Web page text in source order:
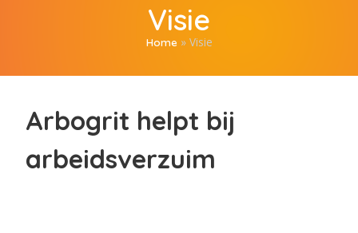
Visie
Home » Visie
Arbogrit helpt bij
arbeidsverzuim